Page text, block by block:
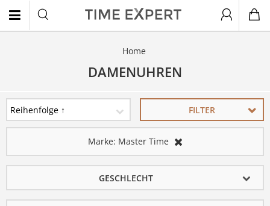
Home
DAMENUHREN
FILTER
Marke: Master Time
GESCHLECHT